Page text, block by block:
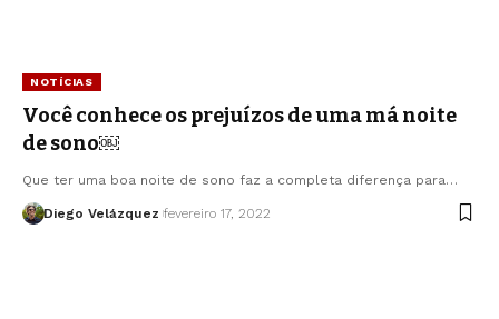
NOTÍCIAS
Você conhece os prejuízos de uma má noite
de sono￼
Que ter uma boa noite de sono faz a completa diferença para…
Diego Velázquez fevereiro 17, 2022